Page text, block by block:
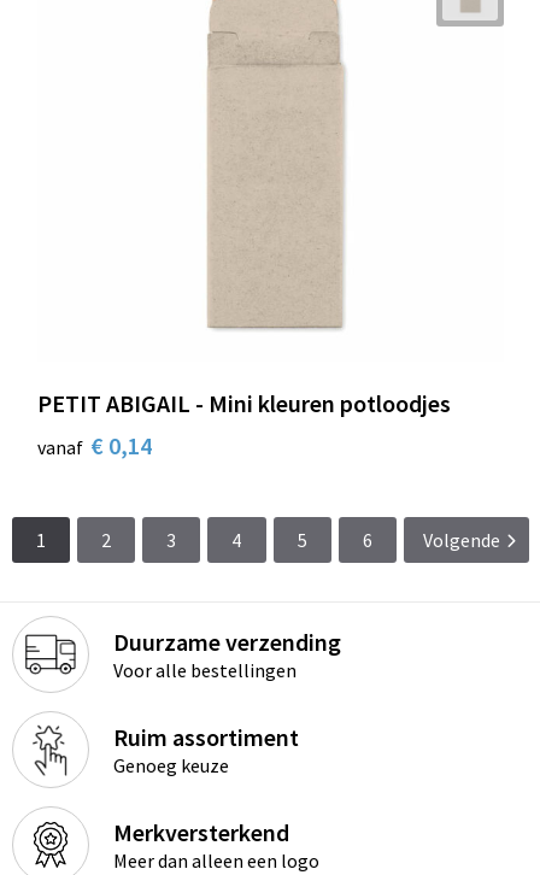
PETIT ABIGAIL - Mini kleuren potloodjes
vanaf € 0,14
1 2 3 4 5 6 Volgende
Duurzame verzending
Voor alle bestellingen
Ruim assortiment
Genoeg keuze
Merkversterkend
Meer dan alleen een logo